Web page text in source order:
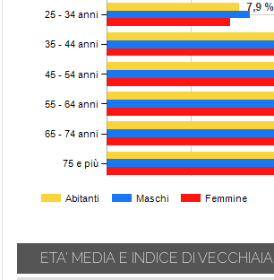
Trebisacce
Vaccarizzo
Albanese
Verbicaro
Villapiana
Zumpano
ETA' MEDIA E INDICE DI VECCHIAIA